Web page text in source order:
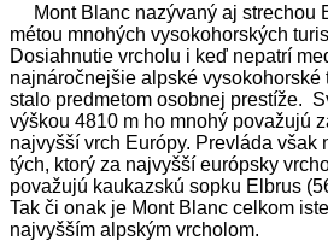
Mont Blanc nazývaný aj strechou
métou mnohých vysokohorských
Dosiahnutie vrcholu i keď nepatrí
najnáročnejšie alpské vysokohorské
stalo predmetom osobnej prestíže.
výškou 4810 m ho mnohý považujú
najvyšší vrch Európy. Prevláda však
tých, ktorý za najvyšší európsky
považujú kaukazskú sopku Elbrus
Tak či onak je Mont Blanc celkom iste
najvyšším alpským vrcholom.